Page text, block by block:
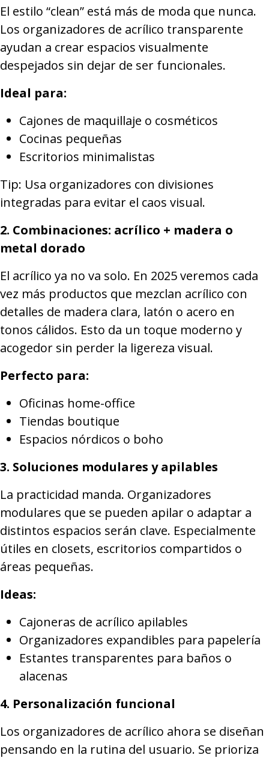
El estilo “clean” está más de moda que nunca.
Los organizadores de acrílico transparente
ayudan a crear espacios visualmente
despejados sin dejar de ser funcionales.
Ideal para:
Cajones de maquillaje o cosméticos
Cocinas pequeñas
Escritorios minimalistas
Tip: Usa organizadores con divisiones
integradas para evitar el caos visual.
2. Combinaciones: acrílico + madera o
metal dorado
El acrílico ya no va solo. En 2025 veremos cada
vez más productos que mezclan acrílico con
detalles de madera clara, latón o acero en
tonos cálidos. Esto da un toque moderno y
acogedor sin perder la ligereza visual.
Perfecto para:
Oficinas home-office
Tiendas boutique
Espacios nórdicos o boho
3. Soluciones modulares y apilables
La practicidad manda. Organizadores
modulares que se pueden apilar o adaptar a
distintos espacios serán clave. Especialmente
útiles en closets, escritorios compartidos o
áreas pequeñas.
Ideas:
Cajoneras de acrílico apilables
Organizadores expandibles para papelería
Estantes transparentes para baños o
alacenas
4. Personalización funcional
Los organizadores de acrílico ahora se diseñan
pensando en la rutina del usuario. Se prioriza